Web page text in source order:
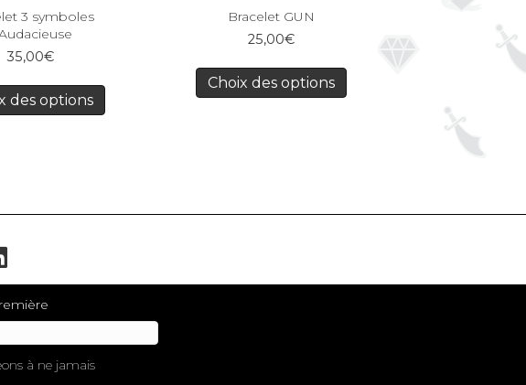
3 symboles
35,00€
des options
Bracelet GUN
25,00€
Choix des options
à ne jamais